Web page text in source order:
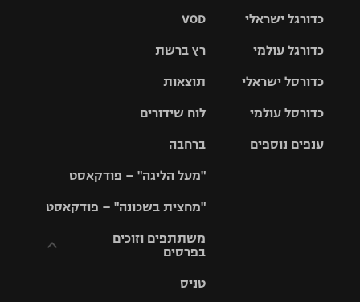
VOD
רץ ברשת
תוצאות
לוח שידורים
ברחבה
"מעל הליגה" – פודקאסט
"מחצית בשכונה" – פודקאסט
משתתפים וזוכים
בפרסים
טניס
כדורגל ישראלי
גביע הטוטו
כדורגל עולמי
האלופות
ליגה
כדורסל ישראלי
סל
כדורסל עולמי
ענפים נוספים